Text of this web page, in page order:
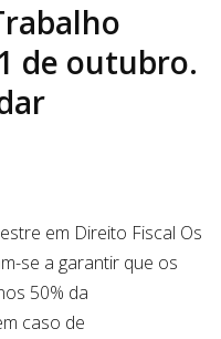
de outubro.
em Direito Fiscal Os
se a garantir que os
50% da
caso de